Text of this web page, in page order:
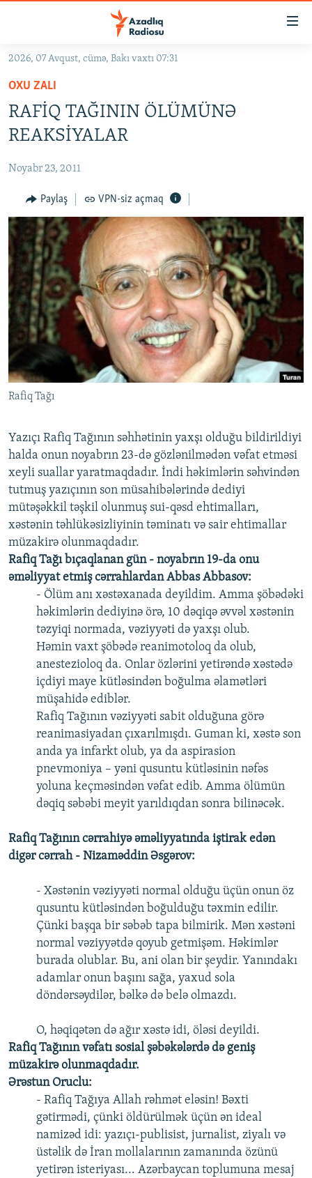
Əsas
qayıt
Əsas
naviqasiyaya
qayıt
Axtarışa
#İZAHLA
KORRUPSIOMETR
FƏRQƏ BAX
QANUNI DOĞRU
ARAŞDIRMA
MULTIMEDIA
VIDEO
FOTOQALEREYA
İNFOQRAFIKA
KARIKATURA
RADIO ARXIV
OXU ZALI
AZƏRBAYCAN ƏDƏBIYYATI KITABXANASI
İSLAM VƏ DEMOKRATIYA
İZ - MƏDƏNIYYƏT PROQRAMI
HAQQIMIZDA
MISSIYAMIZ
PEŞƏ ETIKASI VƏ JURNALISTIKA STANDARTLARIMIZ
MATERIALLARIMIZDAN ISTIFADƏ
AZADLIQRADIOSU MOBIL TELEFONUNUZDA
XƏBƏR BÜLLETENLƏRIMIZ
BIZI IZLƏ
RFE/RL-in bütün saytları
2026, 07 Avqust, cümə, Bakı vaxtı 07:31
OXU ZALI
RAFİQ TAĞININ ÖLÜMÜNƏ
REAKSİYALAR
Noyabr 23, 2011
Paylaş VPN-siz açmaq
Rafiq Tağı
Yazıçı Rafiq Tağının səhhətinin yaxşı olduğu bildirildiyi
halda onun noyabrın 23-də gözlənilmədən vəfat etməsi
xeyli suallar yaratmaqdadır. İndi həkimlərin səhvindən
tutmuş yazıçının son müsahibələrində dediyi
mütəşəkkil təşkil olunmuş sui-qəsd ehtimalları,
xəstənin təhlükəsizliyinin təminatı və sair ehtimallar
müzakirə olunmaqdadır.
Rafiq Tağı bıçaqlanan gün - noyabrın 19-da onu
əməliyyat etmiş cərrahlardan Abbas Abbasov:
- Ölüm anı xəstəxanada deyildim. Amma şöbədəki
həkimlərin dediyinə örə, 10 dəqiqə əvvəl xəstənin
təzyiqi normada, vəziyyəti də yaxşı olub.
Həmin vaxt şöbədə reanimotoloq da olub,
anestezioloq da. Onlar özlərini yetirəndə xəstədə
içdiyi maye kütləsindən boğulma əlamətləri
müşahidə ediblər.
Rafiq Tağının vəziyyəti sabit olduğuna görə
reanimasiyadan çıxarılmışdı. Guman ki, xəstə son
anda ya infarkt olub, ya da aspirasion
pnevmoniya – yəni qusuntu kütləsinin nəfəs
yoluna keçməsindən vəfat edib. Amma ölümün
dəqiq səbəbi meyit yarıldıqdan sonra bilinəcək.
Rafiq Tağının cərrahiyə əməliyyatında iştirak edən
digər cərrah - Nizaməddin Əsgərov:
- Xəstənin vəziyyəti normal olduğu üçün onun öz
qusuntu kütləsindən boğulduğu təxmin edilir.
Çünki başqa bir səbəb tapa bilmirik. Mən xəstəni
normal vəziyyətdə qoyub getmişəm. Həkimlər
burada olublar. Bu, ani olan bir şeydir. Yanındakı
adamlar onun başını sağa, yaxud sola
döndərsəydilər, bəlkə də belə olmazdı.
O, həqiqətən də ağır xəstə idi, öləsi deyildi.
Rafiq Tağının vəfatı sosial şəbəkələrdə də geniş
müzakirə olunmaqdadır.
Ərəstun Oruclu:
- Rafiq Tağıya Allah rəhmət eləsin! Bəxti
gətirmədi, çünki öldürülmək üçün ən ideal
namizəd idi: yazıçı-publisist, jurnalist, ziyalı və
üstəlik də İran mollalarının zamanında özünü
yetirən isteriyası... Azərbaycan toplumuna mesaj